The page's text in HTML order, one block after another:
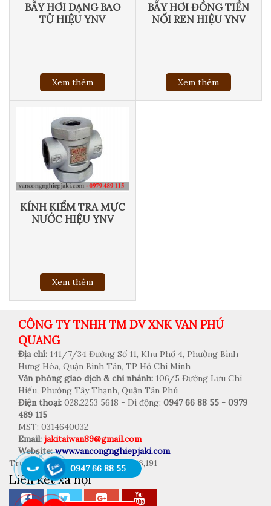
0947 66 88 55
BẪY HƠI DẠNG BAO
TỬ HIỆU YNV
Xem thêm
BẪY HƠI ĐỒNG TIỀN
NỐI REN HIỆU YNV
Xem thêm
KÍNH KIỂM TRA MỰC
NƯỚC HIỆU YNV
Xem thêm
CÔNG TY TNHH TM DV XNK VAN PHÚ
QUANG
Địa chỉ: 141/7/34 Đường Số 11, Khu Phố 4, Phường Bình
Hưng Hòa, Quận Bình Tân, TP Hồ Chí Minh
Văn phòng giao dịch & chi nhánh: 106/5 Đường Lưu Chí
Hiếu, Phường Tây Thạnh, Quận Tân Phú
Điện thoại: 028.2253 5618 - Di động: 0947 66 88 55 - 0979
489 115
MST: 0314640032
Email: jakitaiwan89@gmail.com
Website:www.vancongnghiepjaki.com
Trực tuyến: 2 | Tổng truy cập: 386,191
Liên kết xã hội